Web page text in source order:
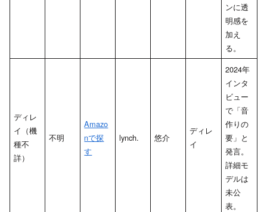
ンに透
明感を
加え
る。
ディレ
イ（機
種不
詳）
不明
Amazo
nで探
す
lynch. 悠介
ディレ
イ
2024年
インタ
ビュー
で「音
作りの
要」と
発言。
詳細モ
デルは
未公
表。